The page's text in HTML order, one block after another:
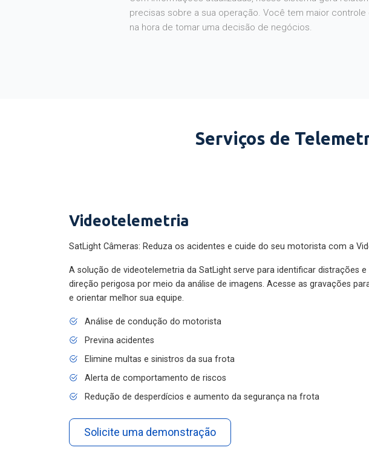
precisas sobre a sua operação. Você tem maior controle
na hora de tomar uma decisão de negócios.
Serviços de
Videotelemetria
SatLight Câmeras: Reduza os acidentes e cuide do seu motorista com a
A solução de videotelemetria da SatLight serve para identificar distrações e
direção perigosa por meio da análise de imagens. Acesse as gravações
e orientar melhor sua equipe.
Análise de condução do motorista
Previna acidentes
Elimine multas e sinistros da sua frota
Alerta de comportamento de riscos
Redução de desperdícios e aumento da segurança na frota
Solicite uma demonstração